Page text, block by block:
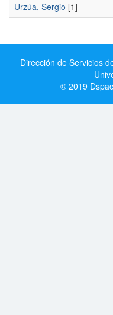
Urzúa, Sergio [1]
Dirección de Servicios
© 2019